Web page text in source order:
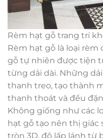
Rèm hạt gỗ trang trí
Rèm hạt gỗ là loại
gỗ tự nhiên được tiện
từng dải dài. Những
thanh treo, tạo thành
thanh thoát và đều
Không giống như các
hạt gỗ tạo nên thị
tròn 3D, độ lấp lánh từ